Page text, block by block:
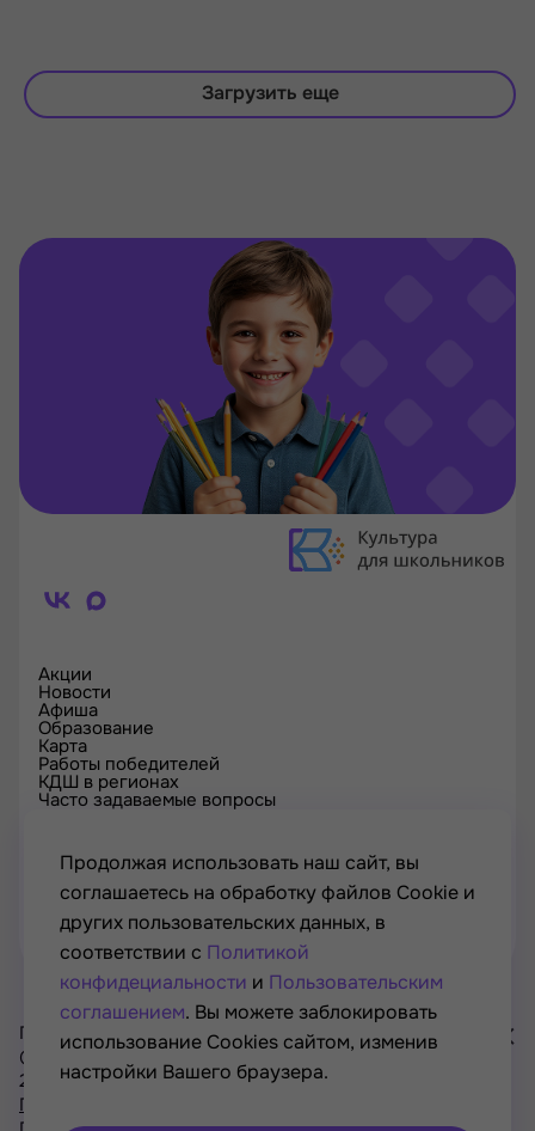
Загрузить еще
Акции
Новости
Афиша
Образование
Карта
Работы победителей
КДШ в регионах
Часто задаваемые вопросы
Проверка сертификата
Контакты
Проект Минкультуры России, Минпросвещения России
© РОСКУЛЬТПРОЕКТ, Российский фонд культуры, 2021—
2026
Политика конфиденциальности
Продолжая использовать наш сайт, вы
соглашаетесь на обработку файлов Cookie и
других пользовательских данных, в
соответствии с Политикой
конфидециальности и Пользовательским
соглашением. Вы можете заблокировать
использование Cookies сайтом, изменив
настройки Вашего браузера.